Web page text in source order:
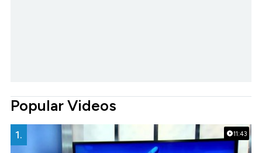
Popular Videos
11:43
1.